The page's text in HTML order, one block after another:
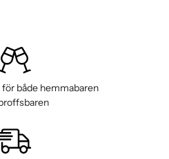
både hemmabaren